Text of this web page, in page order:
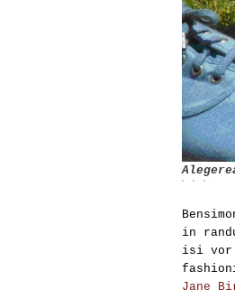
in
isi vor
Jane